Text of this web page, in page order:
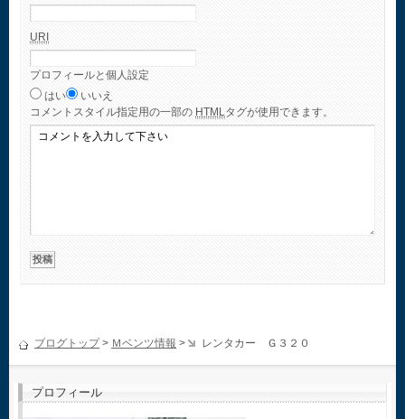
URI
プロフィールと個人設定
はい
いいえ
コメント スタイル指定用の一部の HTMLタグが使用できます。
ブログトップ> Ｍベンツ情報 > レンタカー Ｇ３２０
プロフィール